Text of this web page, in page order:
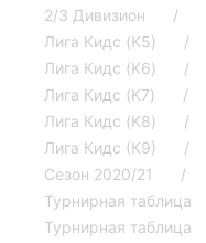
2/3 Дивизион
Лига Кидс (K5)
Лига Кидс (K6)
Лига Кидс (K7)
Лига Кидс (K8)
Лига Кидс (К9)
Сезон 2020/21
Турнирная таблица
Турнирная таблица